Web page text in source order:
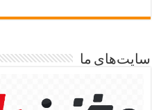
سایت‌های ما